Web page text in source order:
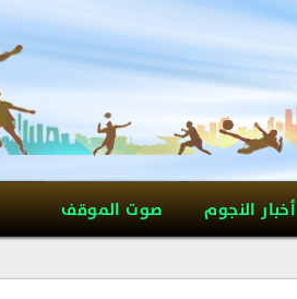
أخبار النجوم صوت الموقف